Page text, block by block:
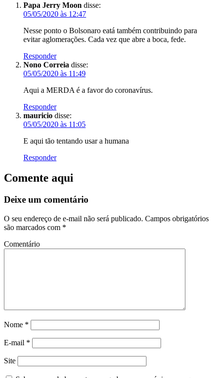
Papa Jerry Moon disse:
05/05/2020 às 12:47
Nesse ponto o Bolsonaro eatá também contribuindo para
evitar aglomerações. Cada vez que abre a boca, fede.
Responder
Nono Correia disse:
05/05/2020 às 11:49
Aqui a MERDA é a favor do coronavírus.
Responder
mauricio disse:
05/05/2020 às 11:05
E aqui tão tentando usar a humana
Responder
Comente aqui
Deixe um comentário
O seu endereço de e-mail não será publicado. Campos obrigatórios
são marcados com *
Comentário
Nome *
E-mail *
Site